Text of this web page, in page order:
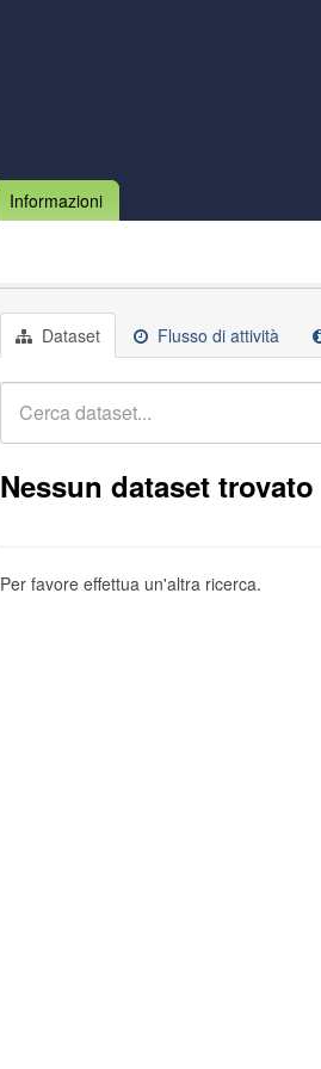
Informazioni
Dataset Flusso di attività
Nessun dataset trovato
Per favore effettua un'altra ricerca.